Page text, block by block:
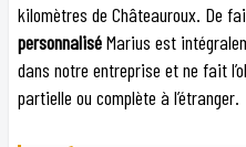
kilomètres de Châteauroux. De
personnaliséMarius est
dans notre entreprise et ne fait
partielle ou complète à l’étranger.